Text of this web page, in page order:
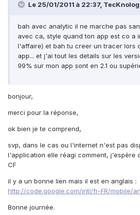
Le 25/01/2011 à 22:37,
bah avec analytic il ne marche pas
avec ca, style quand ton app est co a
l'affaire) et bah tu creer un tracer lors
app... et j'ai tout les details sur les
99% sur mon app sont en 2.1 ou
bonjour,
merci pour la réponse,
ok bien je te comprend,
svp, dans le cas ou l'internet n'est pas
l'application elle réagi comment, j'espère
CF
il y a un bonne lien mais il est en anglais :
http://code.google.com/intl/fr-FR/mobile/
Bonne journée.